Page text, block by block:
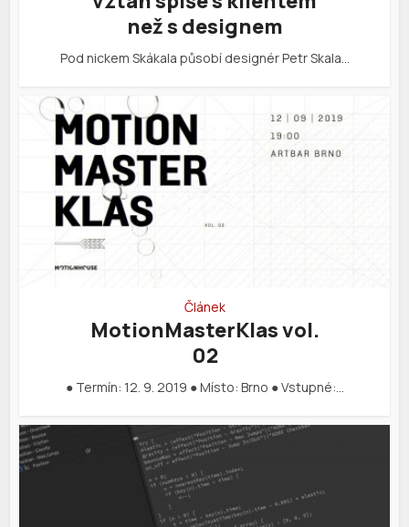
než s designem
Pod nickem Skákala působí designér Petr Skala…
Článek
MotionMasterKlas vol.
02
● Termín: 12. 9. 2019 ● Místo: Brno ● Vstupné:…